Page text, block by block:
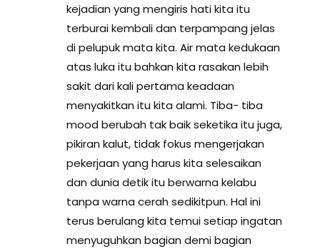
kejadian yang mengiris hati kita itu
terburai kembali dan terpampang jelas
di pelupuk mata kita. Air mata kedukaan
atas luka itu bahkan kita rasakan lebih
sakit dari kali pertama keadaan
menyakitkan itu kita alami. Tiba- tiba
mood berubah tak baik seketika itu juga,
pikiran kalut, tidak fokus mengerjakan
pekerjaan yang harus kita selesaikan
dan dunia detik itu berwarna kelabu
tanpa warna cerah sedikitpun. Hal ini
terus berulang kita temui setiap ingatan
menyuguhkan bagian demi bagian